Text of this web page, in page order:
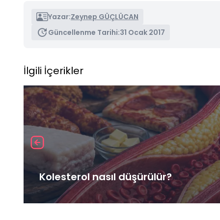
Yazar:Zeynep GÜÇLÜCAN
Güncellenme Tarihi:31 Ocak 2017
İlgili İçerikler
Kolesterol nasıl düşürülür?